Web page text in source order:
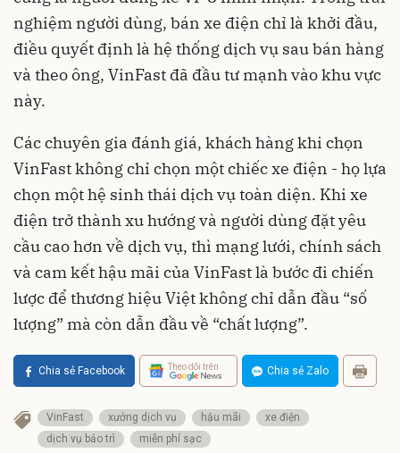
nghiệm người dùng, bán xe điện chỉ là khởi đầu,
điều quyết định là hệ thống dịch vụ sau bán hàng
và theo ông, VinFast đã đầu tư mạnh vào khu vực
này.
Các chuyên gia đánh giá, khách hàng khi chọn
VinFast không chỉ chọn một chiếc xe điện - họ lựa
chọn một hệ sinh thái dịch vụ toàn diện. Khi xe
điện trở thành xu hướng và người dùng đặt yêu
cầu cao hơn về dịch vụ, thì mạng lưới, chính sách
và cam kết hậu mãi của VinFast là bước đi chiến
lược để thương hiệu Việt không chỉ dẫn đầu “số
lượng” mà còn dẫn đầu về “chất lượng”.
Chia sẻ Facebook Theo dõi trên Chia sẻ Zalo
VinFast xưởng dịch vụ hậu mãi
xe điện
dịch vụ bảo trì
miễn phí sạc